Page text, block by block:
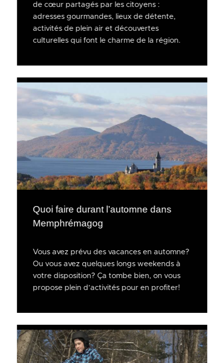
de cœur partagés par les citoyens :
adresses gourmandes, lieux de détente,
activités de plein air et découvertes
culturelles qui font le charme de la région.
Quoi faire durant l’automne dans
Memphrémagog
Vous avez prévu des vacances en automne?
Ou vous avez quelques longs weekends à
votre disposition? Ça tombe bien, on vous
propose plein d’activités pour en profiter!